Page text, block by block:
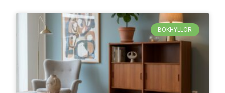
BOKHYLLOR